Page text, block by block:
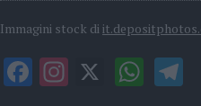
Immagini stock di